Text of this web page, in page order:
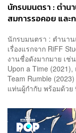
นักรบมนตรา : ตำ
สมการรอคอย และก
นักรบมนตรา : ตำนา
เรื่องแรกจาก RiFF
งานชื่อดังมากมาย เช่
Upon a Time
Team Rumble
แท่นผู้กำกับ พร้อมด้วย